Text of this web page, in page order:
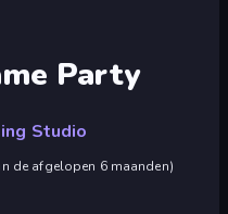
Party
Studio
de afgelopen 6 maanden)